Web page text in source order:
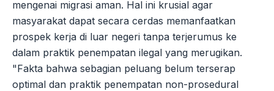
mengenai migrasi aman. Hal ini krusial agar
masyarakat dapat secara cerdas memanfaatkan
prospek kerja di luar negeri tanpa terjerumus ke
dalam praktik penempatan ilegal yang merugikan.
"Fakta bahwa sebagian peluang belum terserap
optimal dan praktik penempatan non-prosedural